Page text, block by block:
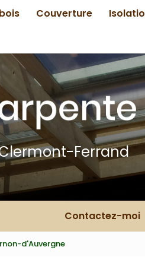
Couverture
Ferrand
Contactez-moi
d'Auvergne